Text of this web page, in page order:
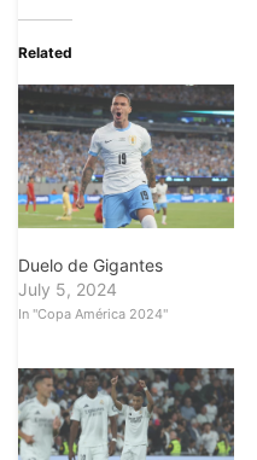
Related
Duelo de Gigantes
July 5, 2024
In "Copa América 2024"